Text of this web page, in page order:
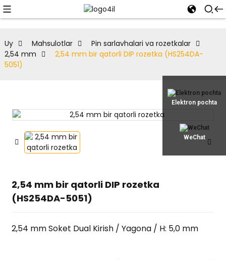
Elektron pochta
WeChat
Uy Mahsulotlar
Pin sarlavhalari va rozetkalar
2,54 mm
2,54 mm bir qatorli DIP rozetka (HS254DA-
5051)
2,54 mm bir qatorli DIP rozetka
(HS254DA-5051)
2,54 mm Soket Dual Kirish / Yagona / H: 5,0 mm